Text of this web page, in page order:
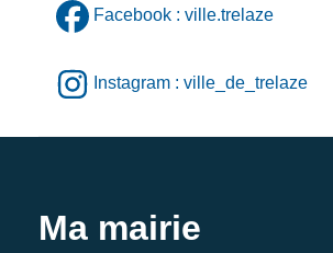
Facebook : ville.trelaze
Instagram : ville_de_trelaze
Ma mairie